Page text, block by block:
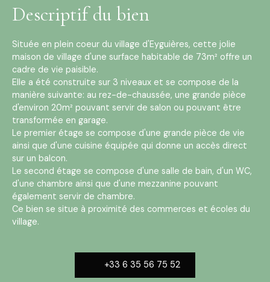
Descriptif du bien
Située en plein coeur du village d'Eyguières, cette jolie
maison de village d'une surface habitable de 73m² offre un
cadre de vie paisible.
Elle a été construite sur 3 niveaux et se compose de la
manière suivante: au rez-de-chaussée, une grande pièce
d'environ 20m² pouvant servir de salon ou pouvant être
transformée en garage.
Le premier étage se compose d'une grande pièce de vie
ainsi que d'une cuisine équipée qui donne un accès direct
sur un balcon.
Le second étage se compose d'une salle de bain, d'un WC,
d'une chambre ainsi que d'une mezzanine pouvant
également servir de chambre.
Ce bien se situe à proximité des commerces et écoles du
village.
+33 6 35 56 75 52